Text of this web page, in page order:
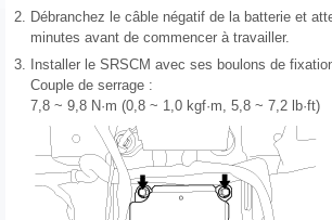
2. Débranchez le câble négatif de la batterie et
minutes avant de commencer à travailler.
3.
Installer le SRSCM avec ses boulons de
Couple de serrage :
7,8 ~ 9,8 N·m (0,8 ~ 1,0 kgf·m, 5,8 ~ 7,2 lb·ft)